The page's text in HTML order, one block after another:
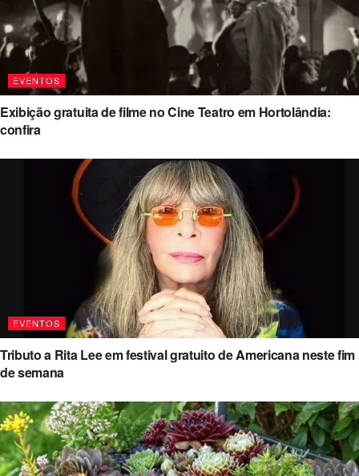
EVENTOS
Exibição gratuita de filme no Cine Teatro em Hortolândia:
confira
EVENTOS
Tributo a Rita Lee em festival gratuito de Americana neste fim
de semana